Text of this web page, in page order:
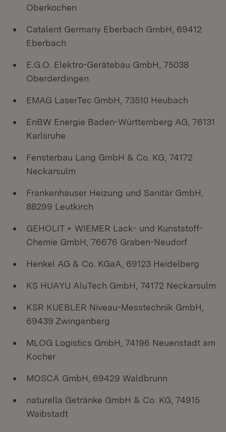
Oberkochen
Catalent Germany Eberbach GmbH, 69412
Eberbach
E.G.O. Elektro-Gerätebau GmbH, 75038
Oberderdingen
EMAG LaserTec GmbH, 73510 Heubach
EnBW Energie Baden-Württemberg AG, 76131
Karlsruhe
Fensterbau Lang GmbH & Co. KG, 74172
Neckarsulm
Frankenhauser Heizung und Sanitär GmbH,
88299 Leutkirch
GEHOLIT + WIEMER Lack- und Kunststoff-
Chemie GmbH, 76676 Graben-Neudorf
Henkel AG & Co. KGaA, 69123 Heidelberg
KS HUAYU AluTech GmbH, 74172 Neckarsulm
KSR KUEBLER Niveau-Messtechnik GmbH,
69439 Zwingenberg
MLOG Logistics GmbH, 74196 Neuenstadt am
Kocher
MOSCA GmbH, 69429 Waldbrunn
naturella Getränke GmbH & Co. KG, 74915
Waibstadt